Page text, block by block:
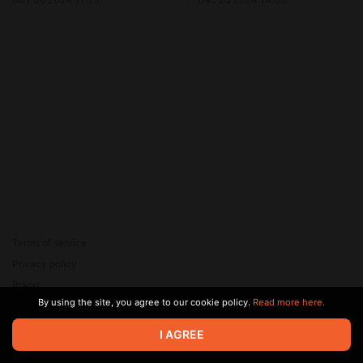
© 2026 Zaya Solutions Limited. All rights reserved. All trademarks
are the property of their respective owners.
Brand
SupportBy using the site, you agree to our cookie policy. Read more here.
I AGREE